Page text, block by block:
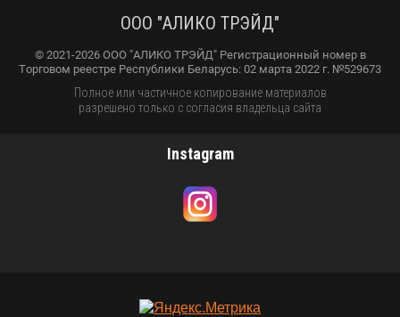
ООО "АЛИКО ТРЭЙД"
© 2021-2026 ООО "АЛИКО ТРЭЙД" Регистрационный номер в
Торговом реестре Республики Беларусь: 02 марта 2022 г. №529673
Полное или частичное копирование материалов
разрешено только с согласия владельца сайта
Instagram